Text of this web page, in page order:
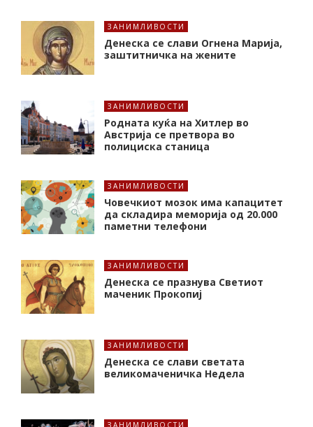
ЗАНИМЛИВОСТИ
Денеска се слави Огнена Марија,
заштитничка на жените
ЗАНИМЛИВОСТИ
Родната куќа на Хитлер во
Австрија се претвора во
полициска станица
ЗАНИМЛИВОСТИ
Човечкиот мозок има капацитет
да складира меморија од 20.000
паметни телефони
ЗАНИМЛИВОСТИ
Денеска се празнува Светиот
маченик Прокопиј
ЗАНИМЛИВОСТИ
Денеска се слави светата
великомаченичка Недела
ЗАНИМЛИВОСТИ